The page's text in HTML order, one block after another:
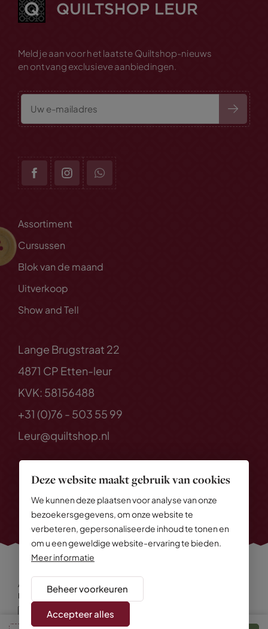
Deze website maakt gebruik van cookies
We kunnen deze plaatsen voor analyse van onze
bezoekersgegevens, om onze website te
verbeteren, gepersonaliseerde inhoud te tonen en
om u een geweldige website-ervaring te bieden.
Meer informatie
Beheer voorkeuren
Accepteer alles
Meld je aan voor het laatste Quiltshop-nieuws
en ontvang exclusieve aanbiedingen.
Assortiment
Cursussen
Blok van de maand
Uitverkoop
Show and Tell
Lange Brugstraat 22
4871 CP Etten-leur
KVK: 58156488
+31 (0)76 - 503 55 99
Leur@quiltshop.nl
Alle rechten voorbehouden
Privacy Policy
Algemene voorwaarden